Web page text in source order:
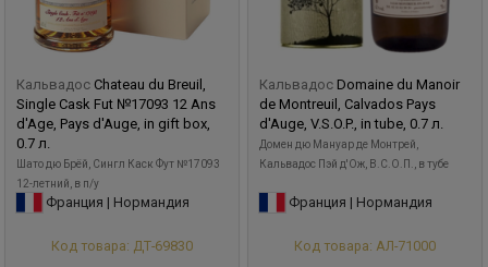
Кальвадос Chateau du Breuil,
Single Cask Fut №17093 12 Ans
d'Age, Pays d'Auge, in gift box,
0.7 л.
Шато дю Брёй, Сингл Каск Фут №17093
12-летний, в п/у
Франция | Нормандия
Код товара: ДТ-69830
Кальвадос Domaine du Manoir
de Montreuil, Calvados Pays
d'Auge, V.S.O.P., in tube, 0.7 л.
Домен дю Мануар де Монтрей,
Кальвадос Пэй д'Ож, В.С.О.П., в тубе
Франция | Нормандия
Код товара: АЛ-71000